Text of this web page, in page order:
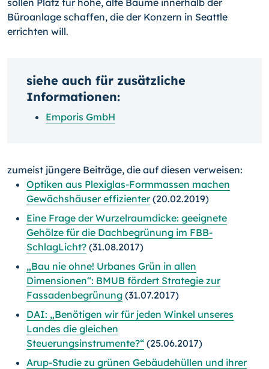
Büroanlage schaffen, die der Konzern in Se­attle
errichten will.
siehe auch für zusätzliche
Informationen:
Emporis GmbH
zumeist jüngere Beiträge, die auf diesen verweisen:
Optiken aus Plexiglas-Formmassen machen
Gewächshäuser effizienter(20.02.2019)
Eine Frage der Wurzelraumdicke: geeignete
Gehölze für die Dachbegrünung im FBB-
SchlagLicht? (31.08.2017)
„Bau nie ohne! Urbanes Grün in allen
Dimensionen“: BMUB fördert Strategie zur
Fassadenbegrünung (31.07.2017)
DAI: „Benötigen wir für jeden Winkel unseres
Landes die gleichen
Steuerungsinstrumente?“ (25.06.2017)
Arup-Studie zu grünen Gebäudehüllen und ihrer